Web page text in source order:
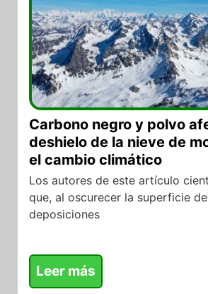
Carbono negro y polvo
deshielo de la nieve de
el cambio climático
Los autores de este artículo
que, al oscurecer la superficie
deposiciones
Leer más